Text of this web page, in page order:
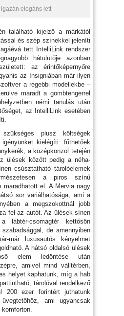
igazán elegáns lett
található kijelző a márkától
és szép színekkel jeleníti
tett IntelliLink rendszer
hátulütője azonban
az érintőképernyőre
az Insigniában már ilyen
a régebbi modellekbe –
maradt a gombtengerrel
némi tanulás után
az IntelliLink esetében
plusz költségek
kielégíti: fűthetőek
a középkonzol tetején
ülések között pedig a néha-
csúsztatható tárolóelemek
a piros színű
maradhatott el. A Mervia nagy
sor variálhatósága, ami a
a megszokottnál jobb
fel az autót. Az ülések sínen
lábtér-csomagtér kettősön
de amennyiben
már luxusautós kényelmet
A hátsó oldalsó ülések
elem ledöntése után
amivel mind válltérben,
helyet kaphatunk, míg a hab
tárolóval rendelkező
200 ezer forintért juthatunk
ami ugyancsak